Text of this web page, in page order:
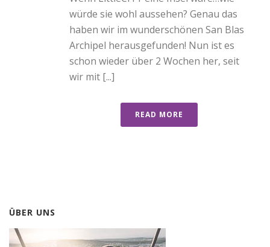
würde sie wohl aussehen? Genau das
haben wir im wunderschönen San Blas
Archipel herausgefunden! Nun ist es
schon wieder über 2 Wochen her, seit
wir mit [...]
READ MORE
ÜBER UNS